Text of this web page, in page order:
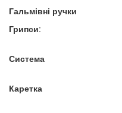
Гальмівні ручки
Грипси:
Система
Каретка